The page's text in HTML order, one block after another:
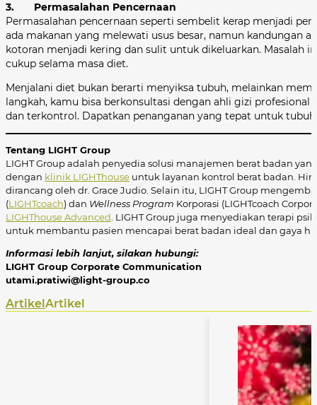
3. Permasalahan Pencernaan
Permasalahan pencernaan seperti sembelit kerap menjadi
ada makanan yang melewati usus besar, namun kandungan
kotoran menjadi kering dan sulit untuk dikeluarkan. Masalah
cukup selama masa diet.
Menjalani diet bukan berarti menyiksa tubuh, melainkan
langkah, kamu bisa berkonsultasi dengan ahli gizi
dan terkontrol. Dapatkan penanganan yang tepat untuk
Tentang LIGHT Group
LIGHT Group adalah penyedia solusi manajemen berat badan
dengan klinik LIGHThouse untuk layanan kontrol berat badan.
dirancang oleh dr. Grace Judio. Selain itu, LIGHT Group
(LIGHTcoach) dan Wellness Program Korporasi (LIGHTcoach
LIGHThouse Advanced. LIGHT Group juga menyediakan terapi
untuk membantu pasien mencapai berat badan ideal dan gaya
Informasi lebih lanjut, silakan hubungi:
LIGHT Group Corporate Communication
utami.pratiwi@light-group.co
ArtikelArtikel